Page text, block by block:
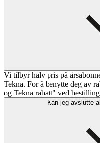
Vi tilbyr halv pris på
Tekna. For å benytte deg av
og Tekna rabatt" ved
Kan jeg avslutte